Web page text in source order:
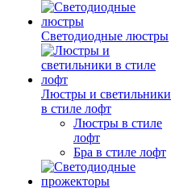
Светодиодные люстры
Люстры и светильники
в стиле лофт
Люстры в стиле
лофт
Бра в стиле лофт